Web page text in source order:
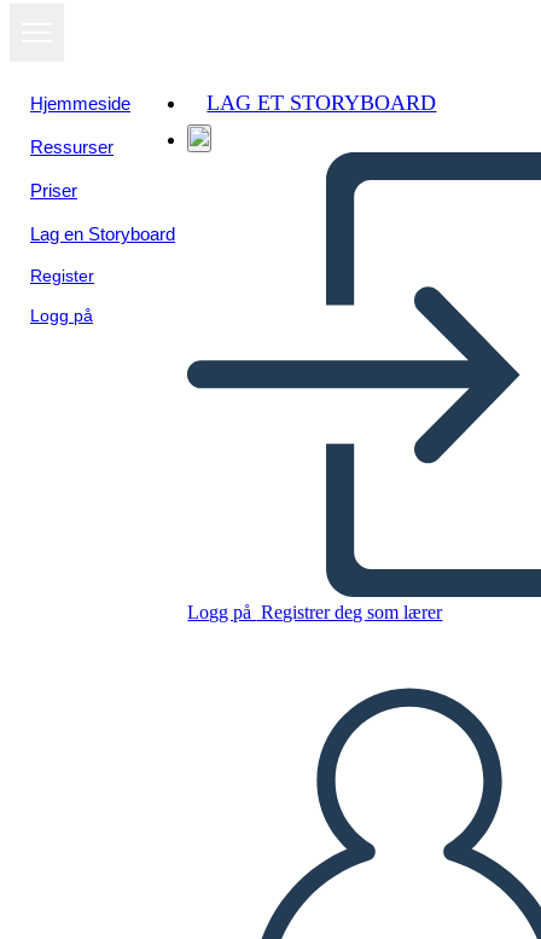
Hjemmeside
Ressurser
Priser
Lag en Storyboard
Register
Logg på
LAG ET STORYBOARD
Logg på Registrer deg som lærer
Pyramídy
LAGE ET STORYBOARD
SPILLE AV LYSBILDEFREMVISNING
LES FOR MEG
Vis som
lysbildefremvisning